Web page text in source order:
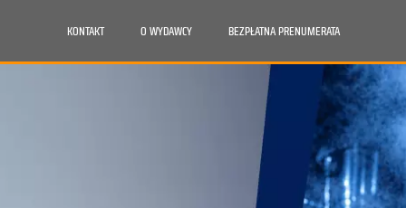
KONTAKT O WYDAWCY BEZPŁATNA PRENUMERATA
Nie daj się zaskoczyć parze.
Najczęściej występujące problemy
w systemach pary i kondensatu